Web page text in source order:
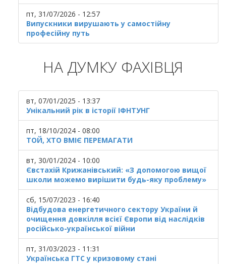
пт, 31/07/2026 - 12:57
Випускники вирушають у самостійну
професійну путь
НА ДУМКУ ФАХІВЦЯ
вт, 07/01/2025 - 13:37
Унікальний рік в історії ІФНТУНГ
пт, 18/10/2024 - 08:00
ТОЙ, ХТО ВМІЄ ПЕРЕМАГАТИ
вт, 30/01/2024 - 10:00
Євстахій Крижанівський: «З допомогою вищої
школи можемо вирішити будь-яку проблему»
сб, 15/07/2023 - 16:40
Відбудова енергетичного сектору України й
очищення довкілля всієї Європи від наслідків
російсько-української війни
пт, 31/03/2023 - 11:31
Українська ГТС у кризовому стані